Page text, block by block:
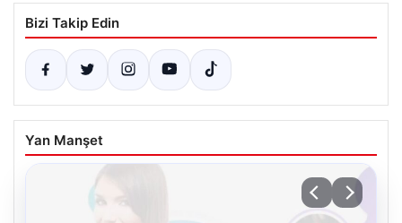
Bizi Takip Edin
Yan Manşet